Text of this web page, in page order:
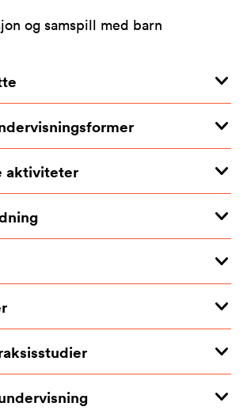
og samspill med barn
aktiviteter